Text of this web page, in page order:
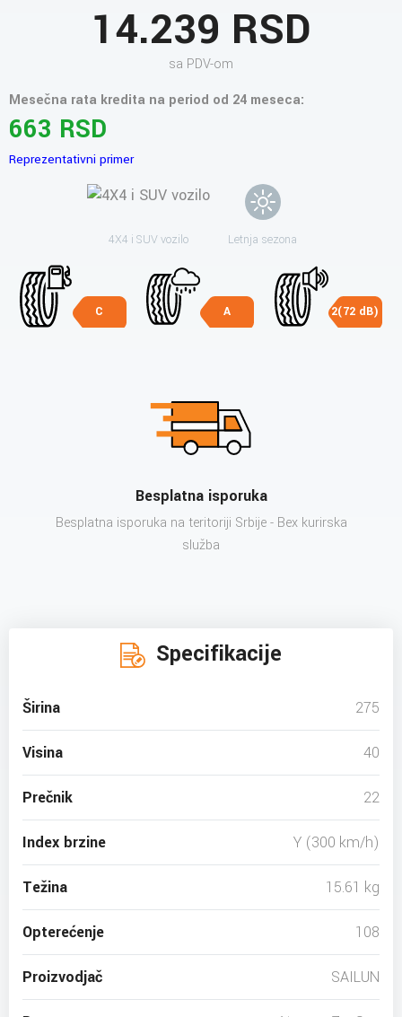
14.239 RSD
sa PDV-om
Mesečna rata kredita na period od 24 meseca:
663 RSD
Reprezentativni primer
4X4 i SUV vozilo Letnja sezona
C A 2(72 dB)
Besplatna isporuka
Besplatna isporuka na teritoriji Srbije - Bex kurirska
služba
Specifikacije
Širina 275
Visina 40
Prečnik 22
Index brzine Y (300 km/h)
Težina 15.61 kg
Opterećenje 108
Proizvodjač SAILUN